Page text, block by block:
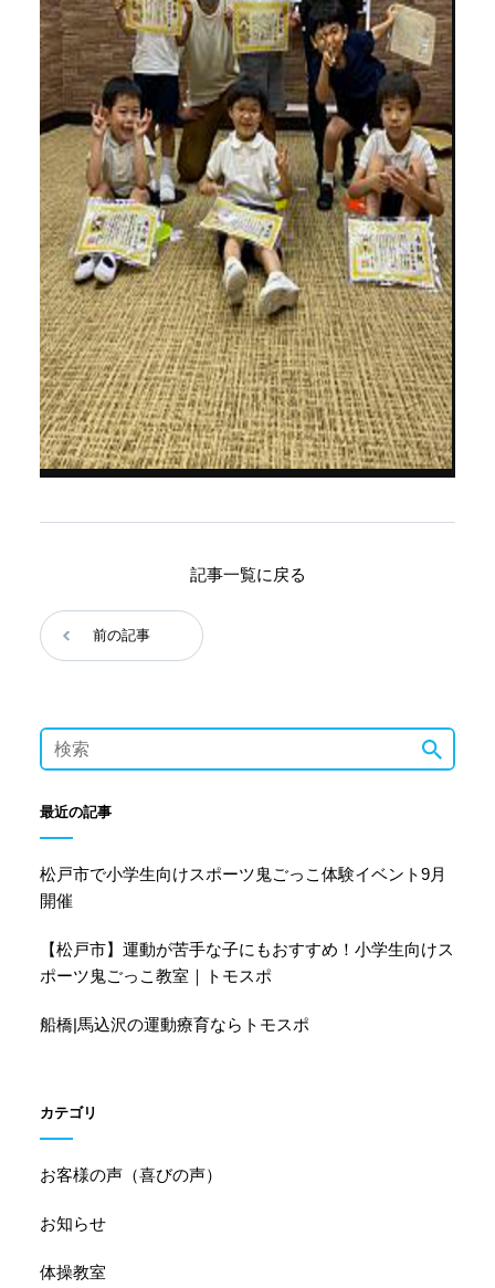
前の記事
記事一覧に戻る
最近の記事
松戸市で小学生向けスポーツ鬼ごっこ体験イベント9月
開催
【松戸市】運動が苦手な子にもおすすめ！小学生向けス
ポーツ鬼ごっこ教室｜トモスポ
船橋|馬込沢の運動療育ならトモスポ
カテゴリ
お客様の声（喜びの声）
お知らせ
体操教室